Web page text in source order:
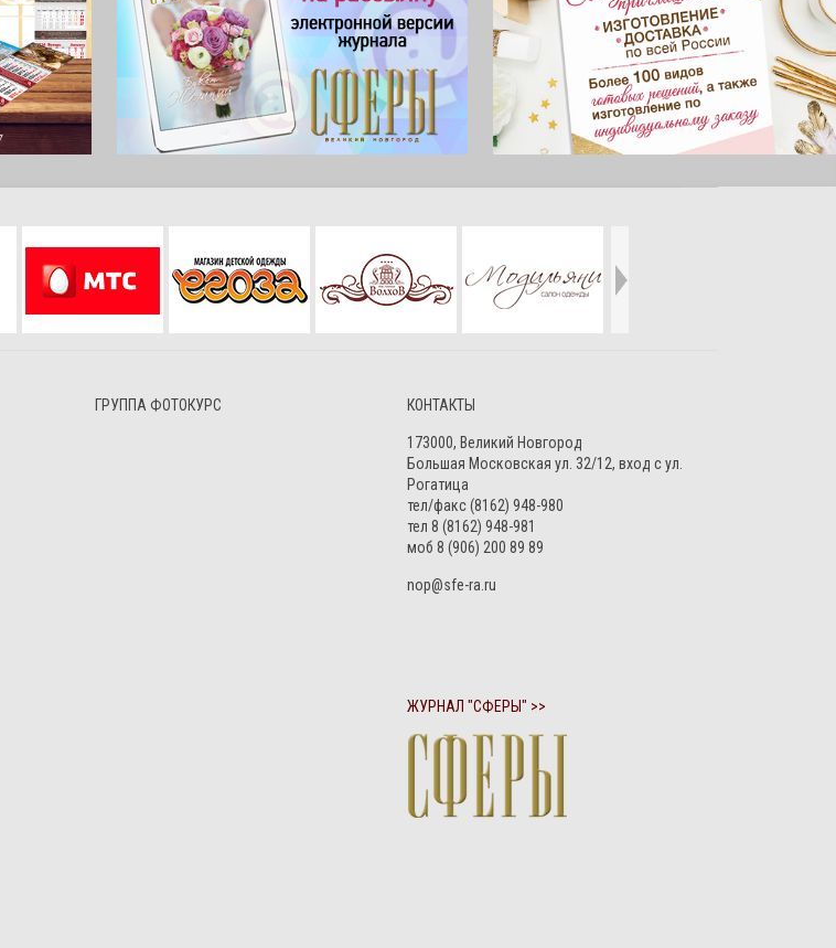
ГРУППА ФОТОКУРС КОНТАКТЫ
173000, Великий Новгород
Большая Московская ул. 32/12, вход с ул.
Рогатица
тел/факс (8162) 948-980
тел 8 (8162) 948-981
моб 8 (906) 200 89 89
nop@sfe-ra.ru
ЖУРНАЛ "СФЕРЫ" >>